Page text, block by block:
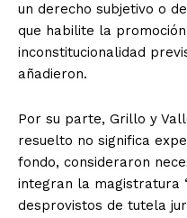
un derecho subjetivo o
que habilite la
inconstitucionalidad
añadieron.
Por su parte, Grillo y
resuelto no significa
fondo, consideraron
integran la magistratura
desprovistos de tutela